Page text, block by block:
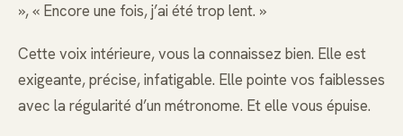
», « Encore une fois, j’ai été trop lent. »
Cette voix intérieure, vous la connaissez bien. Elle est
exigeante, précise, infatigable. Elle pointe vos faiblesses
avec la régularité d’un métronome. Et elle vous épuise.